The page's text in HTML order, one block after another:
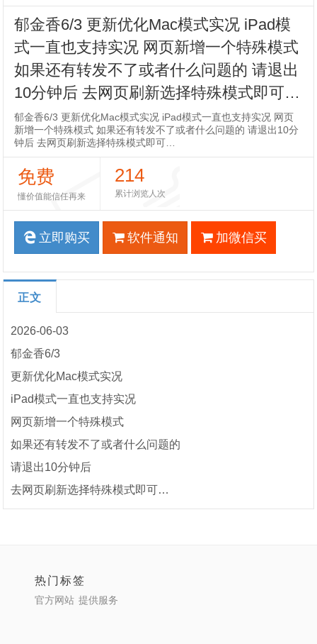
郁金香6/3 更新优化Mac模式实况 iPad模
式一直也支持实况 网页新增一个特殊模式
如果还有转发不了或者什么问题的 请退出
10分钟后 去网页刷新选择特殊模式即可…
郁金香6/3 更新优化Mac模式实况 iPad模式一直也支持实况 网页
新增一个特殊模式 如果还有转发不了或者什么问题的 请退出10分
钟后 去网页刷新选择特殊模式即可…
免费
懂价值能信任再来
214
累计浏览人次
立即购买 软件通知 加微信买
正文
2026-06-03
郁金香6/3
更新优化Mac模式实况
iPad模式一直也支持实况
网页新增一个特殊模式
如果还有转发不了或者什么问题的
请退出10分钟后
去网页刷新选择特殊模式即可…
热门标签
官方网站 提供服务